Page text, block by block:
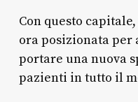
Con questo
ora posizionata per
portare una nuova
pazienti in tutto il